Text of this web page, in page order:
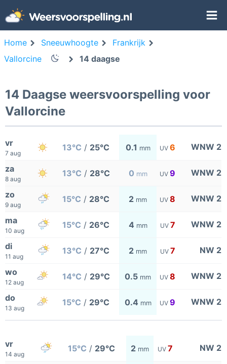
Home Sneeuwhoogte
Frankrijk
Vallorcine
14 daagse
14 Daagse weersvoorspelling voor
Vallorcine
vr
7 aug
13°C / 25°C 0.1 mm UV 6 WNW 2
za
8 aug
13°C / 28°C 0 mm UV 9 WNW 2
zo
9 aug
15°C / 28°C 2 mm UV 8 WNW 2
ma
10 aug
15°C / 26°C 4 mm UV 7 WNW 2
di
11 aug
13°C / 27°C 2 mm UV 7 NW 2
wo
12 aug
14°C / 29°C 0.5 mm UV 8 WNW 2
do
13 aug
15°C / 29°C 0.4 mm UV 9 WNW 2
vr
14 aug
15°C / 29°C 2 mm UV 7 NW 2